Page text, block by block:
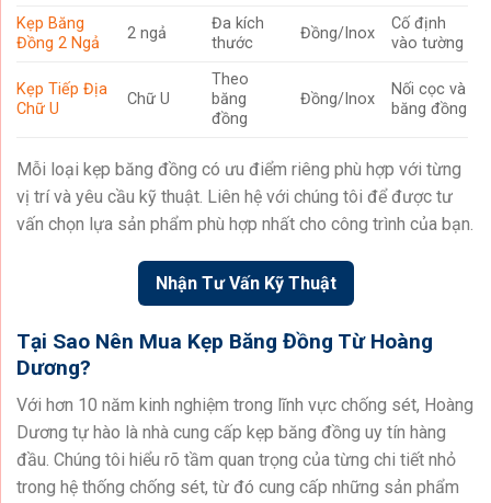
Kẹp Băng
Đồng 2 Ngả
2 ngả
Đa kích
thước
Đồng/Inox
Cố định
vào tường
Kẹp Tiếp Địa
Chữ U
Chữ U
Theo
băng
đồng
Đồng/Inox
Nối cọc và
băng đồng
Mỗi loại kẹp băng đồng có ưu điểm riêng phù hợp với từng
vị trí và yêu cầu kỹ thuật. Liên hệ với chúng tôi để được tư
vấn chọn lựa sản phẩm phù hợp nhất cho công trình của bạn.
Nhận Tư Vấn Kỹ Thuật
Tại Sao Nên Mua Kẹp Băng Đồng Từ Hoàng
Dương?
Với hơn 10 năm kinh nghiệm trong lĩnh vực chống sét, Hoàng
Dương tự hào là nhà cung cấp kẹp băng đồng uy tín hàng
đầu. Chúng tôi hiểu rõ tầm quan trọng của từng chi tiết nhỏ
trong hệ thống chống sét, từ đó cung cấp những sản phẩm